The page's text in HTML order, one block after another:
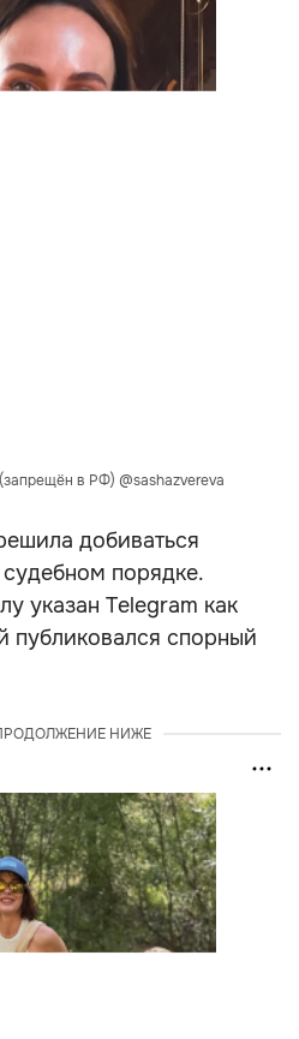
в РФ) @sashazvereva
добиваться
порядке.
указан Telegram как
публиковался спорный
НИЖЕ